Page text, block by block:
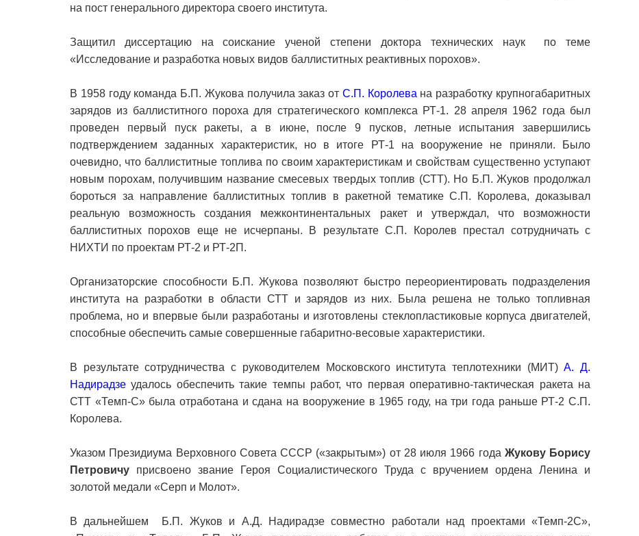
на пост генерального директора своего института.
Защитил диссертацию на соискание ученой степени доктора технических наук по теме
«Исследование и разработка новых видов баллиститных реактивных порохов».
В 1958 году команда Б.П. Жукова получила заказ от С.П. Королева на разработку крупногабаритных
зарядов из баллиститного пороха для стратегического комплекса РТ-1. 28 апреля 1962 года был
проведен первый пуск ракеты, а в июне, после 9 пусков, летные испытания завершились
подтверждением заданных характеристик, но в итоге РТ-1 на вооружение не приняли. Было
очевидно, что баллиститные топлива по своим характеристикам и свойствам существенно уступают
новым порохам, получившим название смесевых твердых топлив (СТТ). Но Б.П. Жуков продолжал
бороться за направление баллиститных топлив в ракетной тематике С.П. Королева, доказывал
реальную возможность создания межконтинентальных ракет и утверждал, что возможности
баллиститных порохов еще не исчерпаны. В результате С.П. Королев престал сотрудничать с
НИХТИ по проектам РТ-2 и РТ-2П.
Организаторские способности Б.П. Жукова позволяют быстро переориентировать подразделения
института на разработки в области СТТ и зарядов из них. Была решена не только топливная
проблема, но и впервые были разработаны и изготовлены стеклопластиковые корпуса двигателей,
способные обеспечить самые совершенные габаритно-весовые характеристики.
В результате сотрудничества с руководителем Московского института теплотехники (МИТ)А. Д.
Надирадзе удалось обеспечить такие темпы работ, что первая оперативно-тактическая ракета на
СТТ «Темп-С» была отработана и сдана на вооружение в 1965 году, на три года раньше РТ-2 С.П.
Королева.
Указом Президиума Верховного Совета СССР («закрытым») от 28 июля 1966 года Жукову Борису
Петровичу присвоено звание Героя Социалистического Труда с вручением ордена Ленина и
золотой медали «Серп и Молот».
В дальнейшем Б.П. Жуков и А.Д. Надирадзе совместно работали над проектами «Темп-2С»,